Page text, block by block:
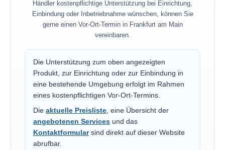
Händler kostenpflichtige Unterstützung bei Einrichtung,
Einbindung oder Inbetriebnahme wünschen, können Sie
gerne einen Vor-Ort-Termin in Frankfurt am Main
vereinbaren.
Die Unterstützung zum oben angezeigten
Produkt, zur Einrichtung oder zur Einbindung in
eine bestehende Umgebung erfolgt im Rahmen
eines kostenpflichtigen Vor-Ort-Termins.
Die aktuelle Preisliste, eine Übersicht der
angebotenen Services und das
Kontaktformularsind direkt auf dieser Website
abrufbar.